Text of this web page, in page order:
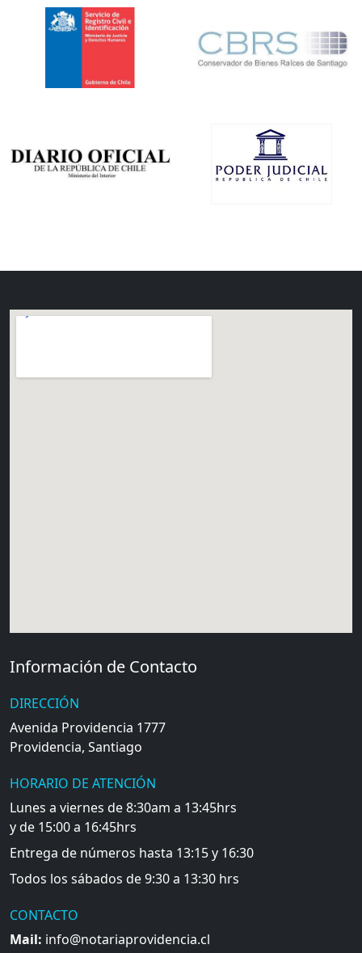
Información de Contacto
DIRECCIÓN
Avenida Providencia 1777
Providencia, Santiago
HORARIO DE ATENCIÓN
Lunes a viernes de 8:30am a 13:45hrs
y de 15:00 a 16:45hrs
Entrega de números hasta 13:15 y 16:30
Todos los sábados de 9:30 a 13:30 hrs
CONTACTO
Mail: info@notariaprovidencia.cl